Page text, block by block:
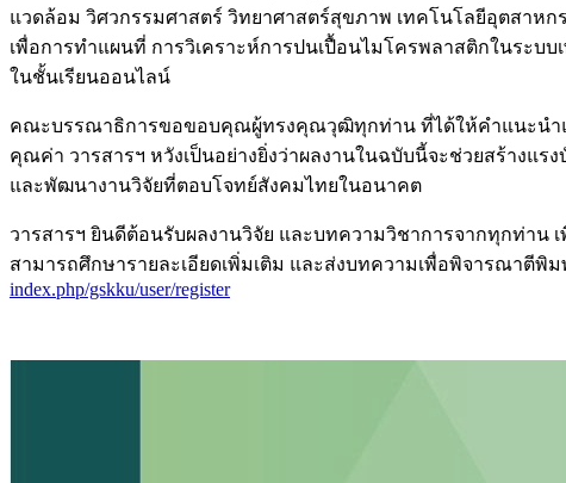
แวดล้อม วิศวกรรมศาสตร์ วิทยาศาสตร์สุขภาพ เทคโนโลยีอุตสาห
เพื่อการทำแผนที่ การวิเคราะห์การปนเปื้อนไมโครพลาสติกในระ
ในชั้นเรียนออนไลน์
คณะบรรณาธิการขอขอบคุณผู้ทรงคุณวุฒิทุกท่าน ที่ได้ให้คำแนะนำ
คุณค่า วารสารฯ หวังเป็นอย่างยิ่งว่าผลงานในฉบับนี้จะช่วยสร้างแ
และพัฒนางานวิจัยที่ตอบโจทย์สังคมไทยในอนาคต
วารสารฯ ยินดีต้อนรับผลงานวิจัย และบทความวิชาการจากทุกท่าน
สามารถศึกษารายละเอียดเพิ่มเติม และส่งบทความเพื่อพิจารณาตีพิ
index.php/gskku/user/register